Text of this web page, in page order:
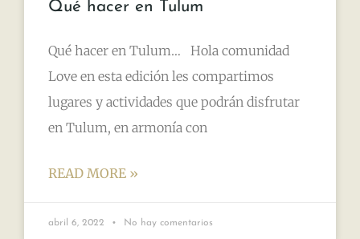
Qué hacer en Tulum
Qué hacer en Tulum… Hola comunidad
Love en esta edición les compartimos
lugares y actividades que podrán disfrutar
en Tulum, en armonía con
READ MORE »
abril 6, 2022 No hay comentarios